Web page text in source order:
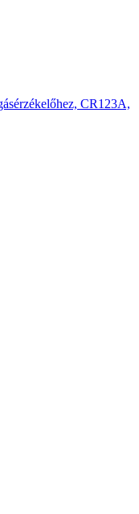
CR123A,